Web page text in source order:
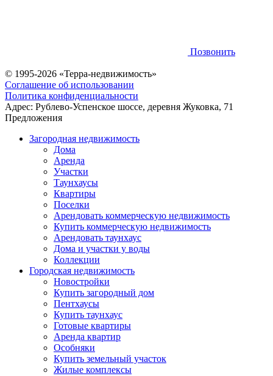
Позвонить
© 1995-2026 «Терра-недвижимость»
Соглашение об использовании
Политика конфиденциальности
Адрес: Рублево-Успенское шоссе, деревня Жуковка, 71
Предложения
Загородная недвижимость
Дома
Аренда
Участки
Таунхаусы
Квартиры
Поселки
Арендовать коммерческую недвижимость
Купить коммерческую недвижимость
Арендовать таунхаус
Дома и участки у воды
Коллекции
Городская недвижимость
Новостройки
Купить загородный дом
Пентхаусы
Купить таунхаус
Готовые квартиры
Аренда квартир
Особняки
Купить земельный участок
Жилые комплексы